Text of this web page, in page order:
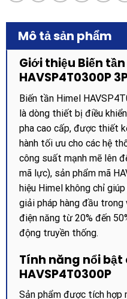
Mô tả sản phẩm
Giới thiệu Biến
HAVSP4T0300P
Biến tần Himel
là dòng thiết bị điều
pha cao cấp, được thiết
hành tối ưu cho các hệ
công suất mạnh mẽ lên
mã lực), sản phẩm mã
hiệu Himel không chỉ
giải pháp hàng đầu
điện năng từ 20% đến
động truyền thống.
Tính năng nổi bật
HAVSP4T0300P
Sản phẩm được tích hợp